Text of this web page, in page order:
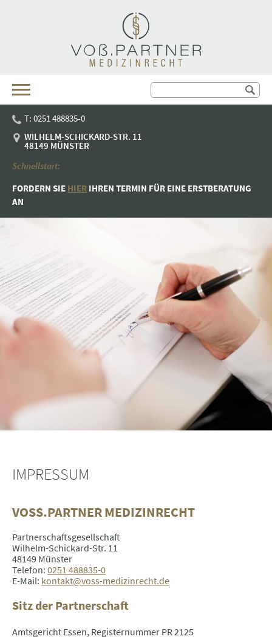
T: 0251 488835-0
WILHELM-SCHICKARD-STR. 11
48149 MÜNSTER
Schnellstart:
FORDERN SIE HIER IHREN TER­MIN FÜR EINE ERST­BE­RA­TUNG
AN
Ihre Daten, die Sie im Rahmen der Kontaktanfrage angeben, behandeln wir
vertraulich. Nähere Informationen zur Datenverarbeitung finden Sie in unserer
Datenschutzerklärung.
IMPRESSUM
VOSS.PARTNER MEDIZINRECHT
Partnerschaftsgesellschaft
Wilhelm-Schickard-Str. 11
48149 Münster
Telefon: 0251 488835-0
E-Mail: kontakt@voss-medizinrecht.de
Sitz der Partnerschaft
Amtsgericht Essen, Registernummer PR 2125